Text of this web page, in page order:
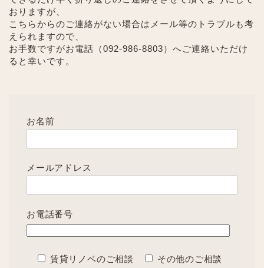
おりますが、
こちらからのご連絡がない場合はメール等のトラブルも考
えられますので、
お手数ですがお電話（092-986-8803）へご連絡いただけ
ると幸いです。
お名前
メールアドレス
お電話番号
賃貸リノベのご相談 その他のご相談